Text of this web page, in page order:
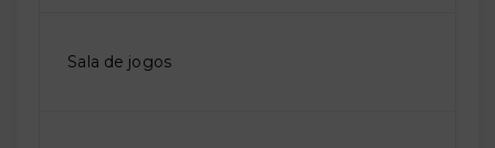
Sala de jogos